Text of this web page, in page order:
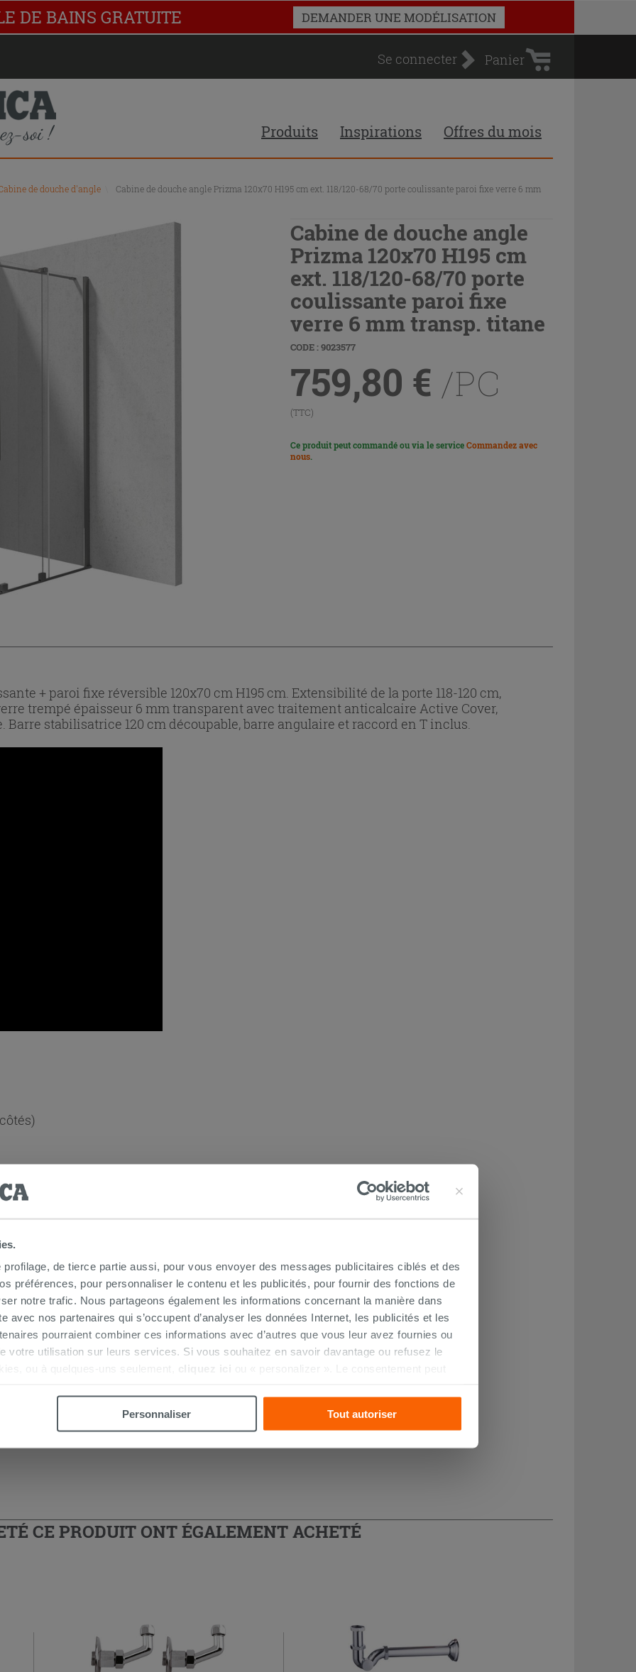
de tierce partie aussi, pour vous envoyer des messages publicitaires ciblés et des
préférences, pour personnaliser le contenu et les publicités, pour fournir des fonctions de
notre trafic. Nous partageons également les informations concernant la manière dans
avec nos partenaires qui s’occupent d’analyser les données Internet, les publicités et les
pourraient combiner ces informations avec d’autres que vous leur avez fournies ou
votre utilisation sur leurs services. Si vous souhaitez en savoir davantage ou refusez le
ou à quelques-uns seulement,
cliquez ici ou « personalizer ». Le consentement peut
Personnaliser
Tout autoriser
DE BAINS GRATUITE DEMANDER UNE MODÉLISATION
Se connecter
Panier
d'achat
Panier
Produits Inspirations Offres du mois
de douche d'angle
Cabine de douche angle Prizma 120x70 H195 cm ext. 118/120-68/70 porte coulissante paroi fixe verre 6 mm
Cabine de douche angle
Prizma 120x70 H195 cm
ext. 118/120-68/70 porte
coulissante paroi fixe
verre 6 mm transp. titane
CODE : 9023577
759,80 € /PC
(TTC)
Ce produit peut commandé ou via le serviceCommandez avec
nous.
+ paroi fixe réversible 120x70 cm H195 cm. Extensibilité de la porte 118-120 cm,
trempé épaisseur 6 mm transparent avec traitement anticalcaire Active Cover,
stabilisatrice 120 cm découpable, barre angulaire et raccord en T inclus.
facile :
douche d'angle
CE PRODUIT ONT ÉGALEMENT ACHETÉ